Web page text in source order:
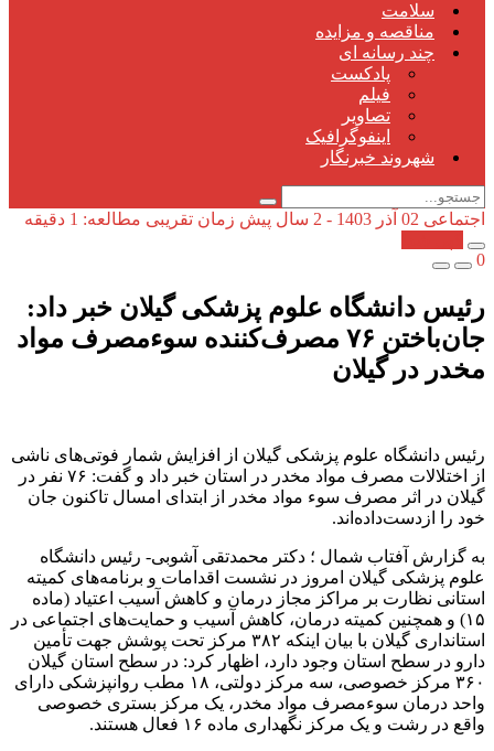
سلامت
مناقصه و مزایده
چند رسانه ای
پادکست
فیلم
تصاویر
اینفوگرافیک
شهروند خبرنگار
اجتماعی 02 آذر 1403 - 2 سال پیش
زمان تقریبی مطالعه: 1 دقیقه
0
رئیس دانشگاه علوم پزشکی گیلان خبر داد:
جان‌باختن ۷۶ مصرف‌کننده سوءمصرف مواد
مخدر در گیلان
رئیس دانشگاه علوم پزشکی گیلان از افزایش شمار فوتی‌های ناشی
از اختلالات مصرف مواد مخدر در استان خبر داد و گفت: ۷۶ نفر در
گیلان در اثر مصرف سوء مواد مخدر از ابتدای امسال تاکنون جان
خود را ازدست‌داده‌اند.
به گزارش آفتاب شمال ؛ دکتر محمدتقی آشوبی- رئیس دانشگاه
علوم پزشکی گیلان امروز در نشست اقدامات و برنامه‌های کمیته
استانی نظارت بر مراکز مجاز درمان و کاهش آسیب اعتیاد (ماده
۱۵) و همچنین کمیته درمان، کاهش آسیب و حمایت‌های اجتماعی در
استانداری گیلان با بیان اینکه ۳۸۲ مرکز تحت پوشش جهت تأمین
دارو در سطح استان وجود دارد، اظهار کرد: در سطح استان گیلان
۳۶۰ مرکز خصوصی، سه مرکز دولتی، ۱۸ مطب روانپزشکی دارای
واحد درمان سوءمصرف مواد مخدر، یک مرکز بستری خصوصی
واقع در رشت و یک مرکز نگهداری ماده ۱۶ فعال هستند.